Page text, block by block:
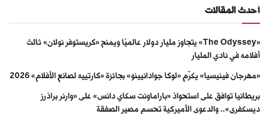
أحدث المقالات
«The Odyssey» يتجاوز مليار دولار عالميًا ويمنح «كريستوفر نولان» ثالث
أفلامه في نادي المليار
«مهرجان فينيسيا» يكرّم «لوكا جوادانيينو» بجائزة «كارتييه لصانع الأفلام» 2026
بريطانيا توافق على استحواذ «باراماونت سكاي دانس» على «وارنر براذرز
ديسكفري».. والدعوى الأميركية تحسم مصير الصفقة